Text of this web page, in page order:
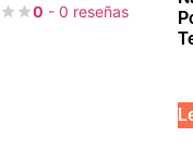
0 - 0 reseñas